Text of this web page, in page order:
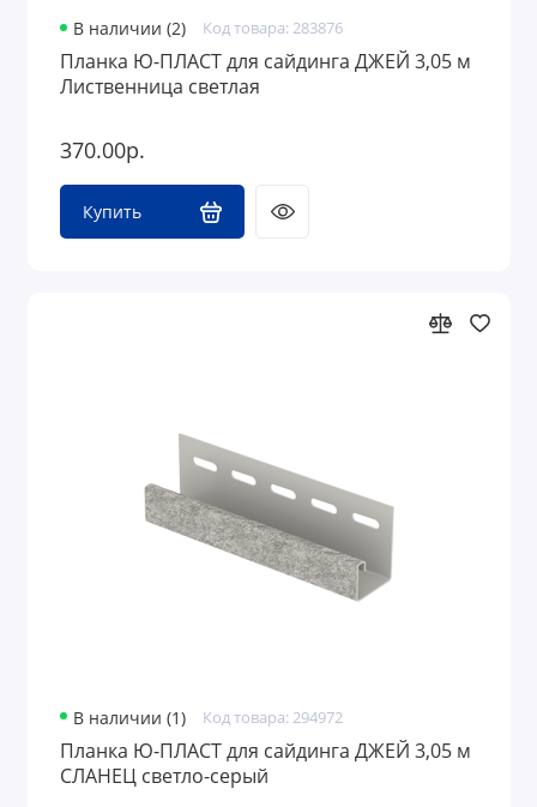
В наличии (2) Код товара: 283876
Планка Ю-ПЛАСТ для сайдинга ДЖЕЙ 3,05 м
Лиственница светлая
370.00р.
Купить
В наличии (1) Код товара: 294972
Планка Ю-ПЛАСТ для сайдинга ДЖЕЙ 3,05 м
СЛАНЕЦ светло-серый